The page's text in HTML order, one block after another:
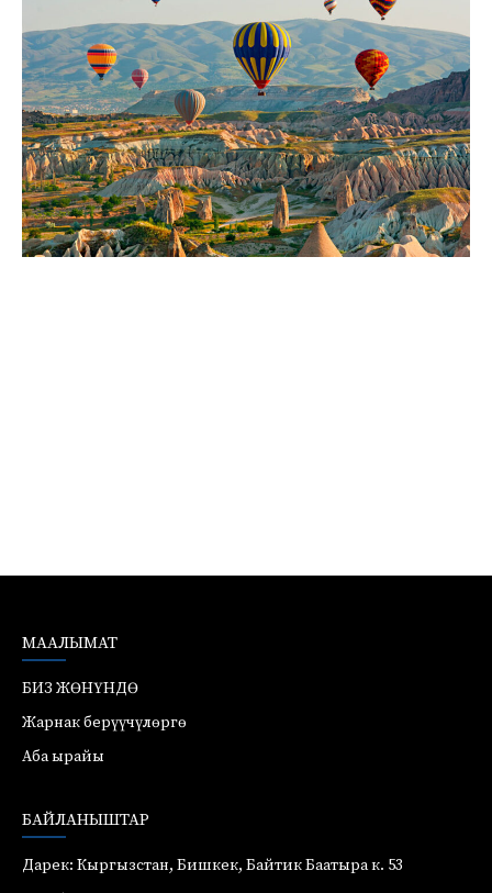
МААЛЫМАТ
БИЗ ЖӨНҮНДӨ
Жарнак берүүчүлөргө
Аба ырайы
БАЙЛАНЫШТАР
Дарек: Кыргызстан, Бишкек, Байтик Баатыра к. 53